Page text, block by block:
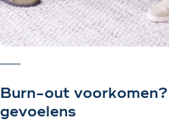
Burn-out
gevoelens